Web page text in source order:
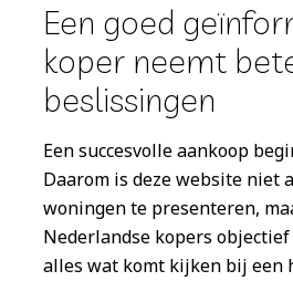
Een goed
koper neemt
beslissingen
Een succesvolle aankoop
Daarom is deze website niet
woningen te presenteren,
Nederlandse kopers
alles wat komt kijken bij een